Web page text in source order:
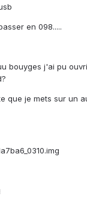
en 098.....
bouyges j'ai pu
que je mets sur un